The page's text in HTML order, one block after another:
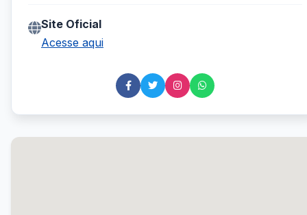
Site Oficial
Acesse aqui